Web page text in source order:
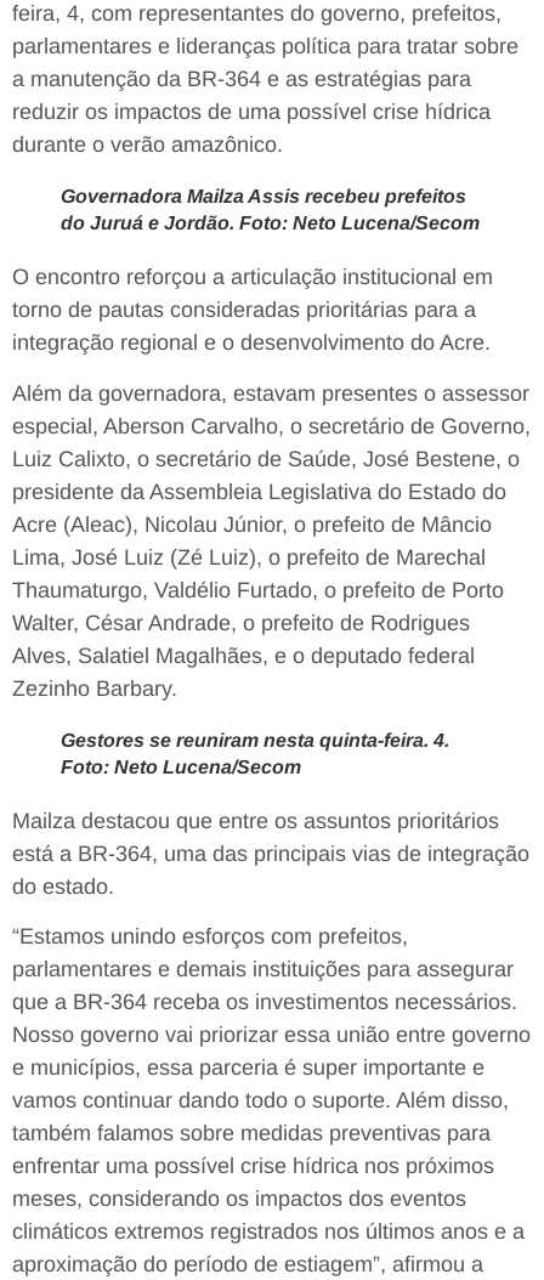
feira, 4, com representantes do governo, prefeitos,
parlamentares e lideranças política para tratar sobre
a manutenção da BR-364 e as estratégias para
reduzir os impactos de uma possível crise hídrica
durante o verão amazônico.
Governadora Mailza Assis recebeu prefeitos
do Juruá e Jordão. Foto: Neto Lucena/Secom
O encontro reforçou a articulação institucional em
torno de pautas consideradas prioritárias para a
integração regional e o desenvolvimento do Acre.
Além da governadora, estavam presentes o assessor
especial, Aberson Carvalho, o secretário de Governo,
Luiz Calixto, o secretário de Saúde, José Bestene, o
presidente da Assembleia Legislativa do Estado do
Acre (Aleac), Nicolau Júnior, o prefeito de Mâncio
Lima, José Luiz (Zé Luiz), o prefeito de Marechal
Thaumaturgo, Valdélio Furtado, o prefeito de Porto
Walter, César Andrade, o prefeito de Rodrigues
Alves, Salatiel Magalhães, e o deputado federal
Zezinho Barbary.
Gestores se reuniram nesta quinta-feira. 4.
Foto: Neto Lucena/Secom
Mailza destacou que entre os assuntos prioritários
está a BR-364, uma das principais vias de integração
do estado.
“Estamos unindo esforços com prefeitos,
parlamentares e demais instituições para assegurar
que a BR-364 receba os investimentos necessários.
Nosso governo vai priorizar essa união entre governo
e municípios, essa parceria é super importante e
vamos continuar dando todo o suporte. Além disso,
também falamos sobre medidas preventivas para
enfrentar uma possível crise hídrica nos próximos
meses, considerando os impactos dos eventos
climáticos extremos registrados nos últimos anos e a
aproximação do período de estiagem”, afirmou a